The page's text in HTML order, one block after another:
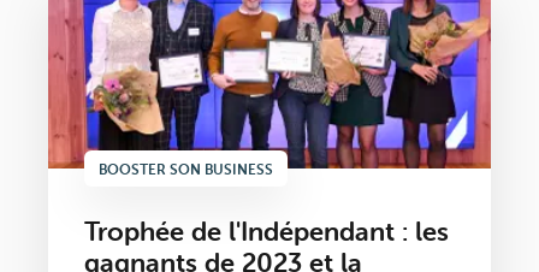
BOOSTER SON BUSINESS
Trophée de l'Indépendant : les
gagnants de 2023 et la